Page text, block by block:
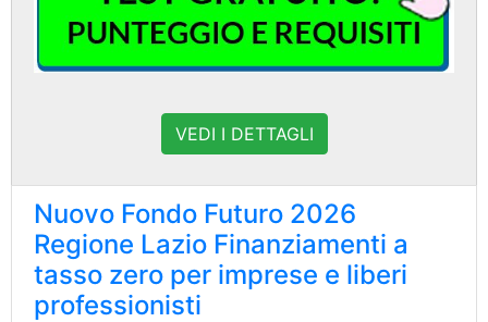
VEDI I DETTAGLI
Nuovo Fondo Futuro 2026
Regione Lazio Finanziamenti a
tasso zero per imprese e liberi
professionisti